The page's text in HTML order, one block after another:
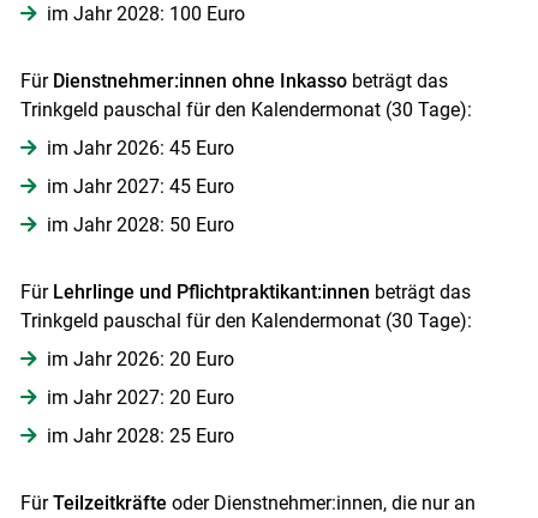
im Jahr 2028: 100 Euro
Für Dienstnehmer:innen ohne Inkassobeträgt das
Trinkgeld pauschal für den Kalendermonat (30 Tage):
im Jahr 2026: 45 Euro
im Jahr 2027: 45 Euro
im Jahr 2028: 50 Euro
Für Lehrlinge und Pflichtpraktikant:innen beträgt das
Trinkgeld pauschal für den Kalendermonat (30 Tage):
im Jahr 2026: 20 Euro
im Jahr 2027: 20 Euro
im Jahr 2028: 25 Euro
FürTeilzeitkräfte oder Dienstnehmer:innen, die nur an